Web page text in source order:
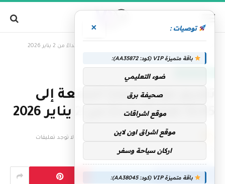
تقديم موعد صلاة الجمعة إلى
فريق التحرير 9 ديسمبر، 2025 لا توجد تعليقات
توصيات : ×
باقة متميزة VIP (كود: AA35872):
ضوء التعليمي
صحيفة برق
موقع اشراقات
موقع اشراق اون لاين
اركان سياحة وسفر
باقة متميزة VIP (كود: AA38045):